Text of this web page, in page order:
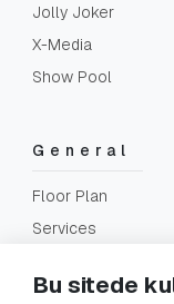
Jolly Joker
X-Media
Show Pool
General
Floor Plan
Services
Contact
Bu sitede